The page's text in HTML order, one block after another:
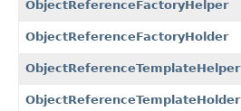
ObjectReferenceFactoryHelper
ObjectReferenceFactoryHolder
ObjectReferenceTemplateHelper
ObjectReferenceTemplateHolder